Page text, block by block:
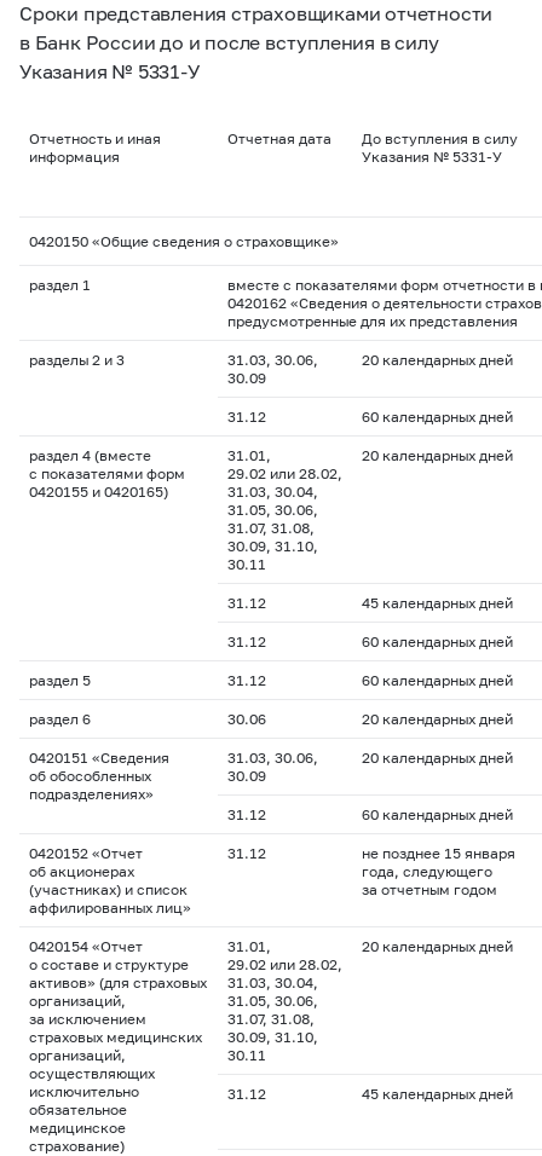
Сроки представления страховщиками отчетности
в Банк России до и после вступления в силу
Указания № 5331-У
Отчетность и иная
информация
Отчетная дата
До вступления в силу
Указания № 5331-У
0420150 «Общие сведения о страховщике»
раздел 1
вместе с показателями форм отчетности
0420162 «Сведения о деятельности
предусмотренные для их представления
разделы 2 и 3
31.03, 30.06,
30.09
20 календарных дней
31.12 60 календарных дней
раздел 4 (вместе
с показателями форм
0420155 и 0420165)
31.01,
29.02 или 28.02,
31.03, 30.04,
31.05, 30.06,
31.07, 31.08,
30.09, 31.10,
30.11
20 календарных дней
31.12 45 календарных дней
31.12 60 календарных дней
раздел 5 31.12 60 календарных дней
раздел 6 30.06 20 календарных дней
0420151 «Сведения
об обособленных
подразделениях»
31.03, 30.06,
30.09
20 календарных дней
31.12 60 календарных дней
0420152 «Отчет
об акционерах
(участниках) и список
аффилированных лиц»
31.12
не позднее 15 января
года, следующего
за отчетным годом
0420154 «Отчет
о составе и структуре
активов» (для страховых
организаций,
за исключением
страховых медицинских
организаций,
осуществляющих
исключительно
обязательное
медицинское
страхование)
31.01,
29.02 или 28.02,
31.03, 30.04,
31.05, 30.06,
31.07, 31.08,
30.09, 31.10,
30.11
20 календарных дней
31.12 45 календарных дней